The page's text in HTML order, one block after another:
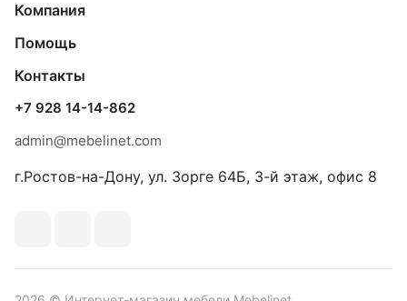
Компания
Помощь
Контакты
+7 928 14-14-862
admin@mebelinet.com
г.Ростов-на-Дону, ул. Зорге 64Б, 3-й этаж, офис 8